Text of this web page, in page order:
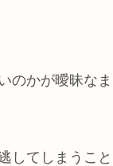
のかが曖昧な
してしまうこと